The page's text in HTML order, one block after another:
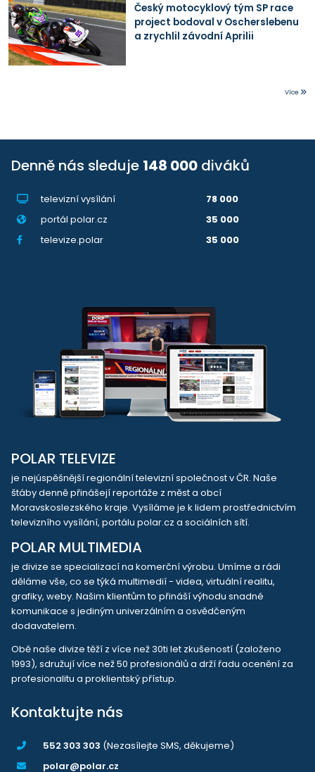
Český motocyklový tým SP race
project bodoval v Oscherslebenu
a zrychlil závodní Aprilii
Více
Denně nás sleduje 148 000 diváků
televizní vysílání
78 000
portál polar.cz
35 000
televize.polar
35 000
POLAR TELEVIZE
je nejúspěšnější regionální televizní společnost v ČR. Naše
štáby denně přinášejí reportáže z měst a obcí
Moravskoslezského kraje. Vysíláme je k lidem prostřednictvím
televizního vysílání, portálu polar.cz a sociálních sítí.
POLAR MULTIMEDIA
je divize se specializací na komerční výrobu. Umíme a rádi
děláme vše, co se týká multimedií - videa, virtuální realitu,
grafiky, weby. Našim klientům to přináší výhodu snadné
komunikace s jediným univerzálním a osvědčeným
dodavatelem.
Obě naše divize těží z více než 30ti let zkušeností (založeno
1993), sdružují více než 50 profesionálů a drží řadu ocenění za
profesionalitu a proklientský přístup.
Kontaktujte nás
552 303 303 (Nezasílejte SMS, děkujeme)
polar@polar.cz